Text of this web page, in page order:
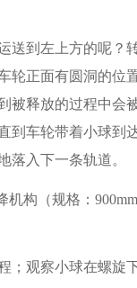
送到左上方的呢？
轮正面有圆洞的位
被释放的过程中会
到车轮带着小球到
落入下一条轨道。
机构（规格： 900mm
；观察小球在螺旋